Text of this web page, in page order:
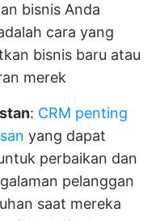
bisnis Anda
cara yang
bisnis baru atau
merek
: CRM penting
yang dapat
perbaikan dan
pelanggan
saat mereka